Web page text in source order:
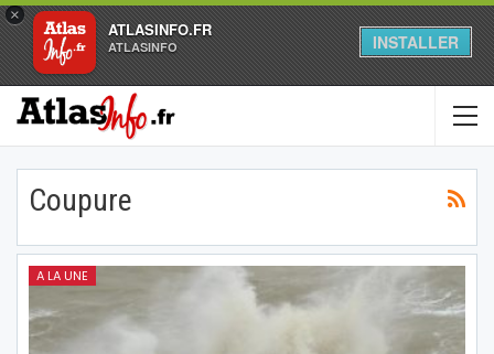
×
ATLASINFO.FR
ATLASINFO INSTALLER
Coupure
A LA UNE